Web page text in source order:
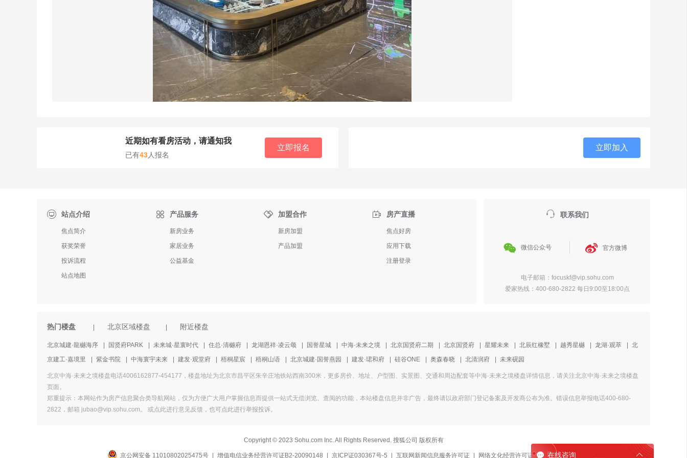
近期如有看房活动，请通知我
已有43人报名
立即报名 立即加入
站点介绍
焦点简介
获奖荣誉
投诉流程
站点地图
 产品服务
新房业务
家居业务
公益基金
 加盟合作
新房加盟
产品加盟
 房产直播
焦点好房
应用下载
注册登录
 联系我们
 微信公众号  官方微博
电子邮箱：focuskf@vip.sohu.com
爱家热线：400-680-2822 每日9:00至18:00点
热门楼盘 北京区域楼盘 附近楼盘
北京城建·龍樾海序 国贤府PARK 未来城·星寰时代 住总·清樾府 龙湖恩祥·凌云颂 国誉星城 中海·未来之境 北京国贤府二期 北京国贤府 星耀未来 北辰红橡墅 越秀星樾 龙湖·观萃
北
京建工·嘉境里
紫金书院 中海寰宇未来 建发·观堂府 梧桐星宸 梧桐山语 北京城建·国誉燕园 建发·珺和府 硅谷ONE 奥森春晓 北清润府 未来砚园
北京中海·未来之境楼盘电话4006162877-454177，楼盘地址为北京市昌平区朱辛庄地铁站西南300米，更多房价、地址、户型图、实景图、交通和周边配套等中海·未来之境楼盘详情信息，请关注北京中海·未来之境楼盘
页面。
郑重提示：本网站作为房产信息聚合类导航网站，仅为方便广大用户掌握信息而提供一站式无偿浏览、查阅的功能，本站楼盘信息并非广告，最终请以政府部门登记备案及开发商公布为准。错误信息举报电话400-680-
2822，邮箱 jubao@vip.sohu.com。 或点此进行意见反馈， 也可点此进行举报投诉。
Copyright©2023 Sohu.com Inc. All Rights Reserved. 搜狐公司 版权所有
京公网安备 11010802025475号 增值电信业务经营许可证B2-20090148 京ICP证030367号-5 互联网新闻信息服务许可证 网络文化经营许可证 | 焦点平台公约
 在线咨询 